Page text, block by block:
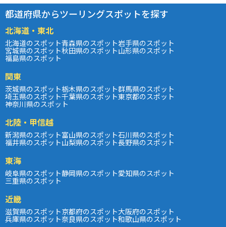
都道府県からツーリングスポットを探す
北海道・東北
北海道のスポット青森県のスポット岩手県のスポット
宮城県のスポット秋田県のスポット山形県のスポット
福島県のスポット
関東
茨城県のスポット栃木県のスポット群馬県のスポット
埼玉県のスポット千葉県のスポット東京都のスポット
神奈川県のスポット
北陸・甲信越
新潟県のスポット富山県のスポット石川県のスポット
福井県のスポット山梨県のスポット長野県のスポット
東海
岐阜県のスポット静岡県のスポット愛知県のスポット
三重県のスポット
近畿
滋賀県のスポット京都府のスポット大阪府のスポット
兵庫県のスポット奈良県のスポット和歌山県のスポット